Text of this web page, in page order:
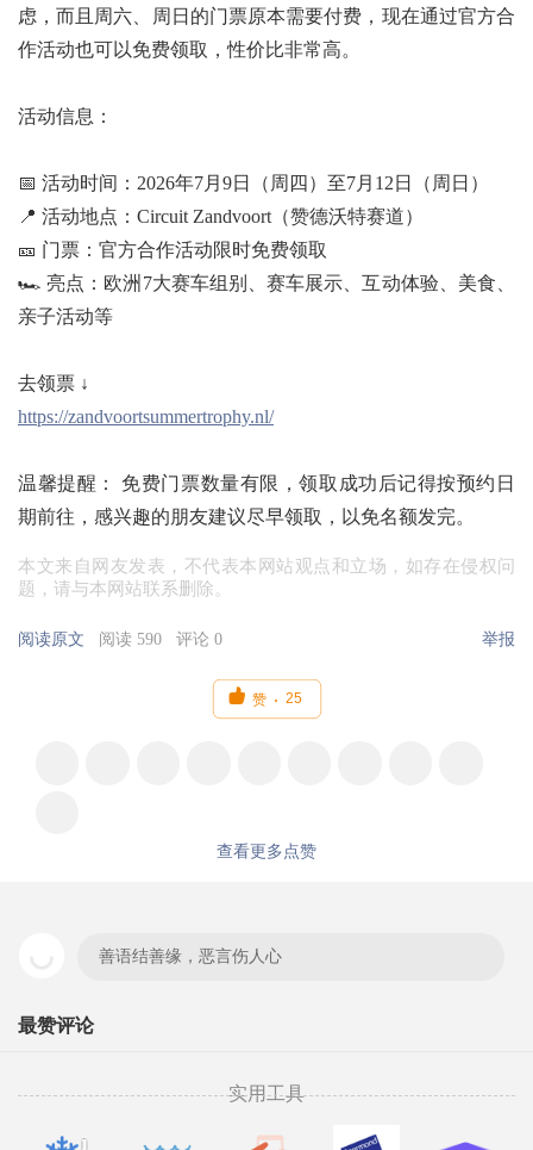
虑，而且周六、周日的门票原本需要付费，现在通过官方合
作活动也可以免费领取，性价比非常高。
活动信息：
📅 活动时间：2026年7月9日（周四）至7月12日（周日）
📍 活动地点：Circuit Zandvoort（赞德沃特赛道）
🎫 门票：官方合作活动限时免费领取
🏎️ 亮点：欧洲7大赛车组别、赛车展示、互动体验、美食、
亲子活动等
去领票 ↓
https://zandvoortsummertrophy.nl/
温馨提醒： 免费门票数量有限，领取成功后记得按预约日
期前往，感兴趣的朋友建议尽早领取，以免名额发完。
本文来自网友发表，不代表本网站观点和立场，如存在侵权问
题，请与本网站联系删除。
阅读原文 阅读 590 评论 0 举报
 赞 25
查看更多点赞
善语结善缘，恶言伤人心
最赞评论
实用工具